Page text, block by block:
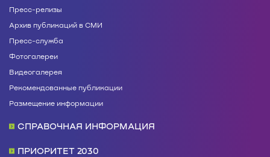
Пресс-релизы
Архив публикаций в СМИ
Пресс-служба
Фотогалереи
Видеогалерея
Рекомендованные публикации
Размещение информации
СПРАВОЧНАЯ ИНФОРМАЦИЯ
ПРИОРИТЕТ 2030